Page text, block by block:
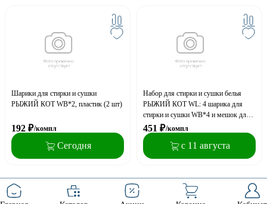
Шарики для стирки и сушки
РЫЖИЙ КОТ WB*2, пластик (2 шт)
192 ₽/компл
Сегодня
Набор для стирки и сушки белья
РЫЖИЙ КОТ WL: 4 шарика для
стирки и сушки WB*4 и мешок для
стирки WMB-002*
451 ₽/компл
с 11 августа